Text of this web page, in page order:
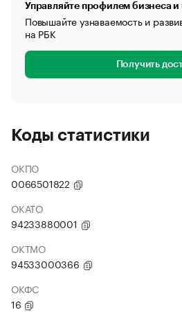
Управляйте профилем бизнеса и
Повышайте узнаваемость и
на РБК
Получить
Коды статистики
ОКПО
0066501822
ОКАТО
94233880001
ОКТМО
94533000366
ОКФС
16